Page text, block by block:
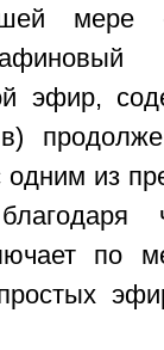
мере
эфир,
одним из
по